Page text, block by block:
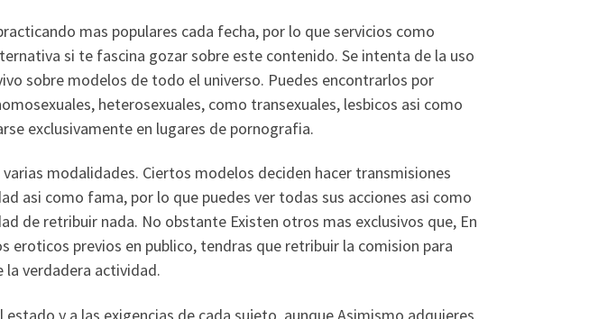
mas populares cada fecha, por lo que servicios como
si te fascina gozar sobre este contenido. Se intenta de la uso
sobre modelos de todo el universo. Puedes encontrarlos por
heterosexuales, como transexuales, lesbicos asi­ como
exclusivamente en lugares de pornografia.
modalidades. Ciertos modelos deciden hacer transmisiones
asi­ como fama, por lo que puedes ver todas sus acciones asi­ como
de retribuir nada. No obstante Existen otros mas exclusivos que, En
eroticos previos en publico, tendras que retribuir la comision para
la verdadera actividad.
y a las exigencias de cada sujeto, aunque Asimismo adquieres